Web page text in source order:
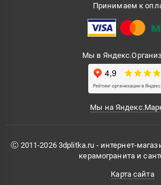
Принимаем к
Мы в
Мы на
Ⓒ 2011-2026 3dplitka.ru - интернет-
керамогранита и
Карта сайта